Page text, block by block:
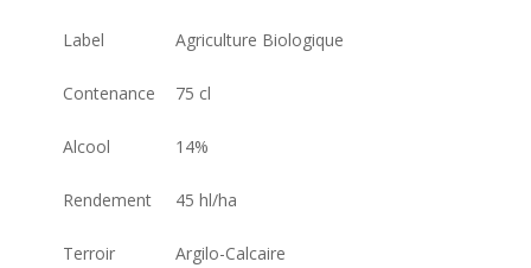
Label Agriculture Biologique
Contenance 75 cl
Alcool 14%
Rendement 45 hl/ha
Terroir Argilo-Calcaire